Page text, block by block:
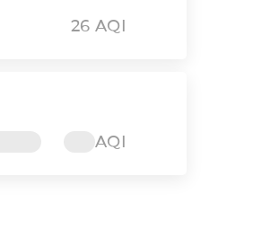
26 AQI
AQI